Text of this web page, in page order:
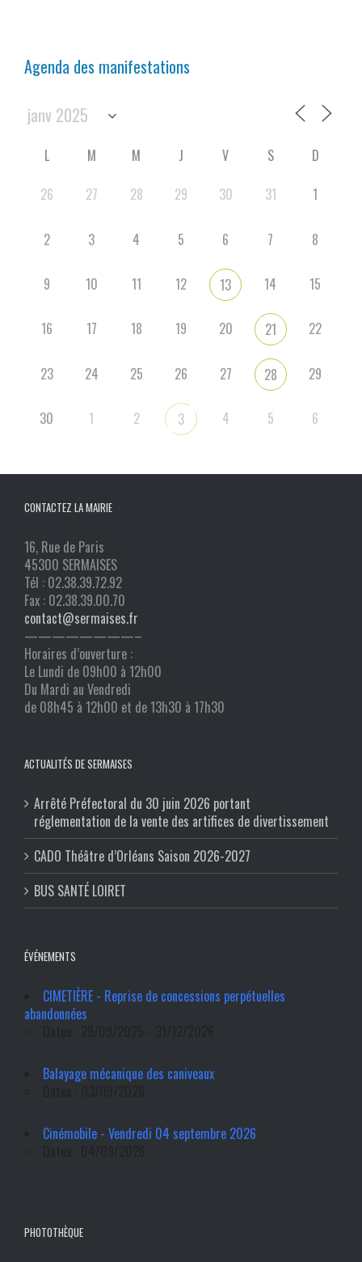
Agenda des manifestations
L M M J V S
D
26
27 28 29 30 31 1
2 3 4 5 6 7 8
9 10 11 12 13 14 15
16 17 18 19 20 21 22
23 24 25 26 27 28 29
30 1 2 3 4 5 6
CONTACTEZ LA MAIRIE
16, Rue de Paris
45300 SERMAISES
Tél : 02.38.39.72.92
Fax : 02.38.39.00.70
contact@sermaises.fr
————————–
Horaires d’ouverture :
Le Lundi de 09h00 à 12h00
Du Mardi au Vendredi
de 08h45 à 12h00 et de 13h30 à 17h30
ACTUALITÉS DE SERMAISES
Arrêté Préfectoral du 30 juin 2026 portant
réglementation de la vente des artifices de divertissement
CADO Théâtre d’Orléans Saison 2026-2027
BUS SANTÉ LOIRET
ÉVÉNEMENTS
CIMETIÈRE - Reprise de concessions perpétuelles
abandonnées
Balayage mécanique des caniveaux
Cinémobile - Vendredi 04 septembre 2026
PHOTOTHÈQUE